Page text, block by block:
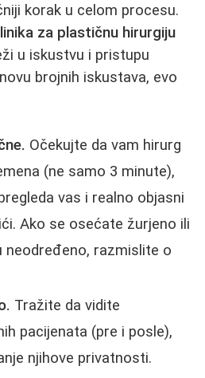
korak u celom procesu.
za plastičnu hirurgiju
u iskustvu i pristupu
brojnih iskustava, evo
Očekujte da vam hirurg
(ne samo 3 minute),
vas i realno objasni
Ako se osećate žurjeno ili
neodređeno, razmislite o
Tražite da vidite
pacijenata (pre i posle),
njihove privatnosti.